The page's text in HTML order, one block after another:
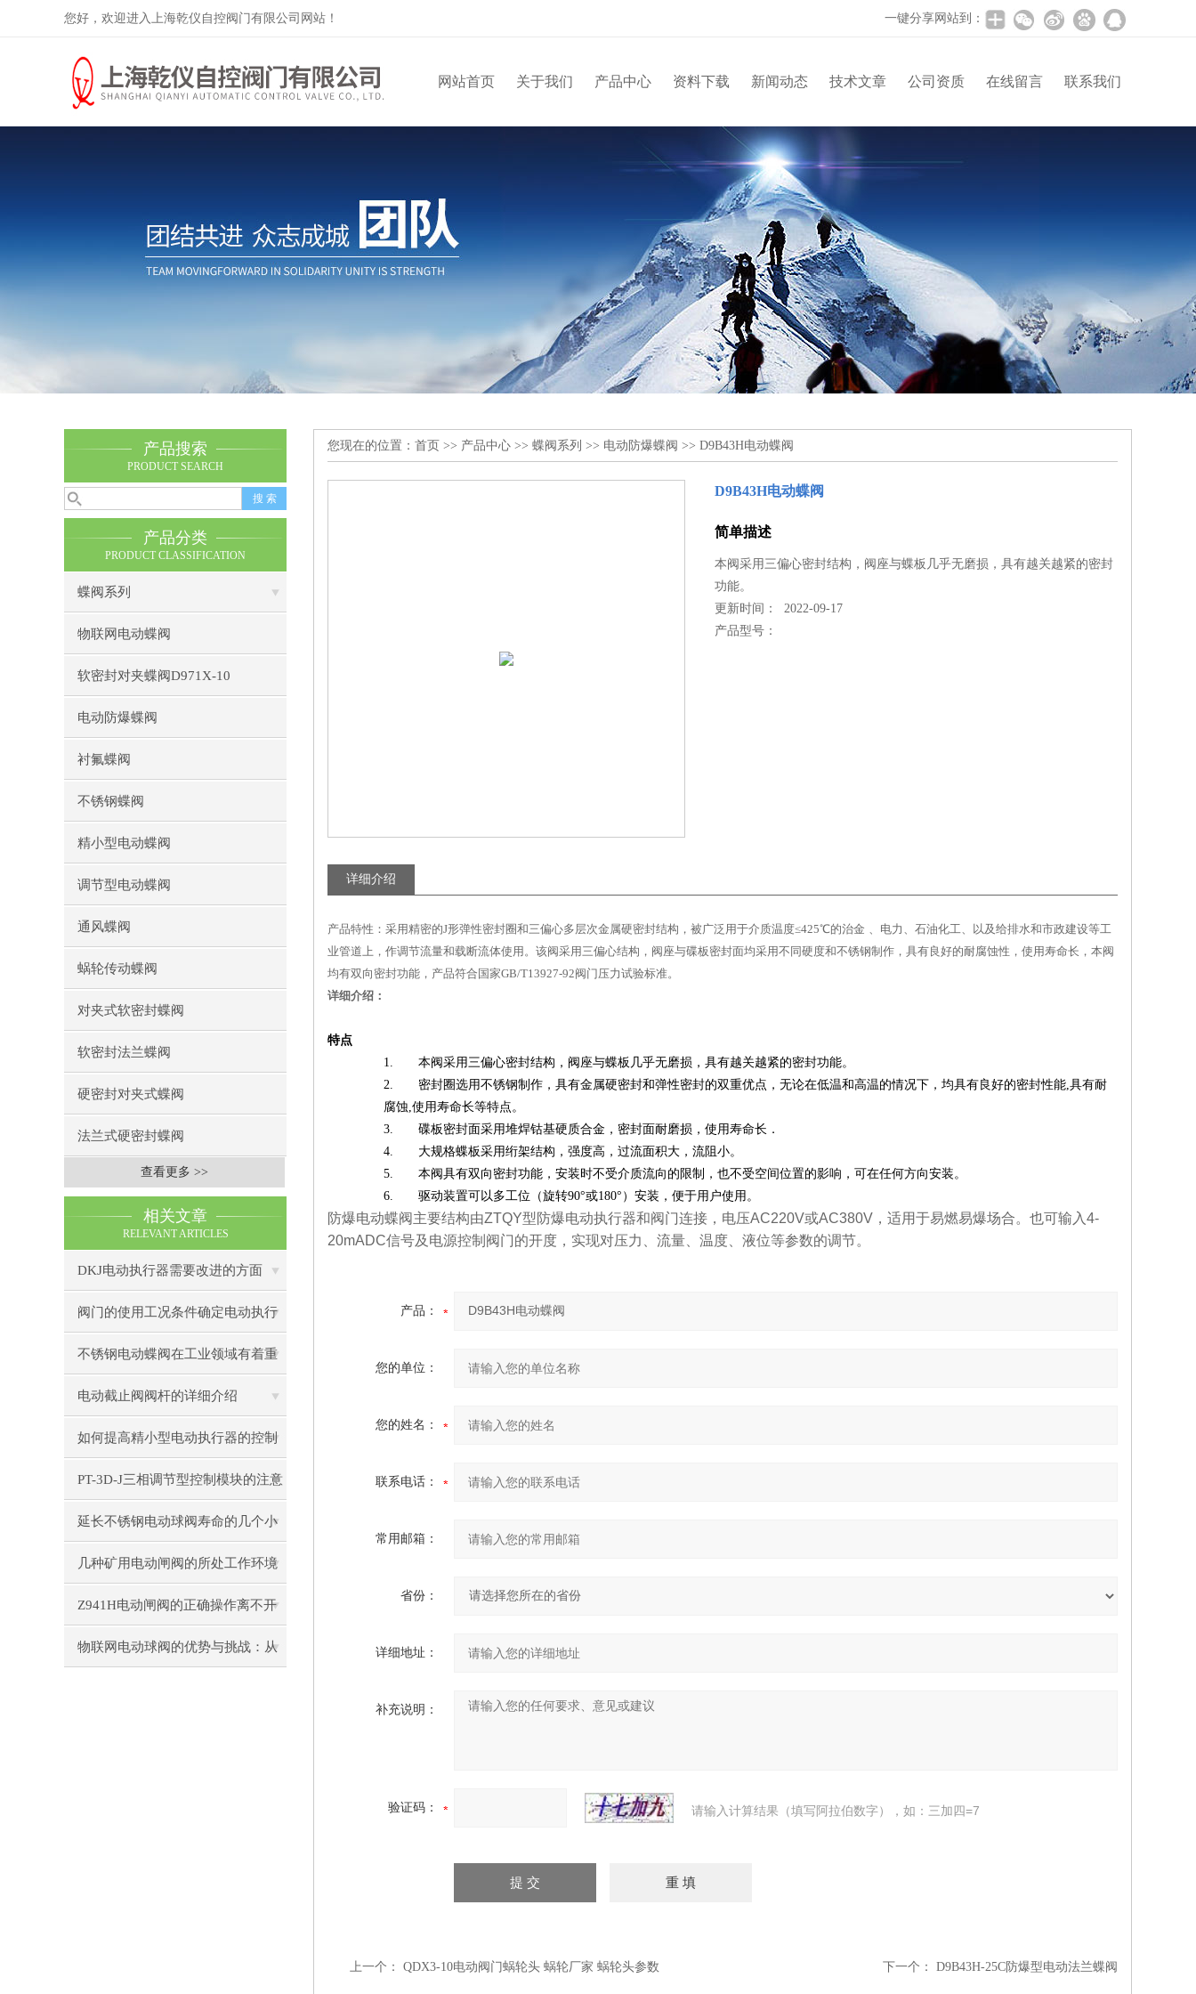
您好，欢迎进入上海乾仪自控阀门有限公司网站！ 一键分享网站到：
网站首页 关于我们 产品中心 资料下载 新闻动态 技术文章 公司资质 在线留言 联系我们
产品搜索
PRODUCT SEARCH
产品分类
PRODUCT CLASSIFICATION
蝶阀系列
物联网电动蝶阀
软密封对夹蝶阀D971X-10
电动防爆蝶阀
衬氟蝶阀
不锈钢蝶阀
精小型电动蝶阀
调节型电动蝶阀
通风蝶阀
蜗轮传动蝶阀
对夹式软密封蝶阀
软密封法兰蝶阀
硬密封对夹式蝶阀
法兰式硬密封蝶阀
查看更多 >>
相关文章
RELEVANT ARTICLES
DKJ电动执行器需要改进的方面
阀门的使用工况条件确定电动执行
器选择
不锈钢电动蝶阀在工业领域有着重
要作用
电动截止阀阀杆的详细介绍
如何提高精小型电动执行器的控制
精度
PT-3D-J三相调节型控制模块的注意
事项
延长不锈钢电动球阀寿命的几个小
秘诀
几种矿用电动闸阀的所处工作环境
汇总
Z941H电动闸阀的正确操作离不开
理论的认识
物联网电动球阀的优势与挑战：从
您现在的位置： 首页 >> 产品中心 >> 蝶阀系列 >> 电动防爆蝶阀 >> D9B43H电动蝶阀
D9B43H电动蝶阀
简单描述
本阀采用三偏心密封结构，阀座与蝶板几乎无磨损，具有越关越紧的密封
功能。
更新时间： 2022-09-17
产品型号：
详细介绍
产品特性：采用精密的J形弹性密封圈和三偏心多层次金属硬密封结构，被广泛用于介质温度≤425℃的治金 、电力、石油化工、以及给排水和市政建设等工
业管道上，作调节流量和载断流体使用。该阀采用三偏心结构，阀座与碟板密封面均采用不同硬度和不锈钢制作，具有良好的耐腐蚀性，使用寿命长，本阀
均有双向密封功能，产品符合国家GB/T13927-92阀门压力试验标准。
详细介绍：
特点
1. 本阀采用三偏心密封结构，阀座与蝶板几乎无磨损，具有越关越紧的密封功能。
2. 密封圈选用不锈钢制作，具有金属硬密封和弹性密封的双重优点，无论在低温和高温的情况下，均具有良好的密封性能,具有耐
腐蚀,使用寿命长等特点。
3. 碟板密封面采用堆焊钴基硬质合金，密封面耐磨损，使用寿命长．
4. 大规格蝶板采用绗架结构，强度高，过流面积大，流阻小。
5. 本阀具有双向密封功能，安装时不受介质流向的限制，也不受空间位置的影响，可在任何方向安装。
6. 驱动装置可以多工位（旋转90°或180° ）安装，便于用户使用。
防爆电动蝶阀主要结构由ZTQY型防爆电动执行器和阀门连接，电压AC220V或AC380V ，适用于易燃易爆场合。也可输入4-
20mADC信号及电源控制阀门的开度，实现对压力、流量、温度、液位等参数的调节。
产品：
您的单位：
您的姓名：
联系电话：
常用邮箱：
省份：
详细地址：
补充说明：
验证码： 请输入计算结果（填写阿拉伯数字），如：三加四=7
上一个： QDX3-10电动阀门蜗轮头 蜗轮厂家 蜗轮头参数 下一个： D9B43H-25C防爆型电动法兰蝶阀